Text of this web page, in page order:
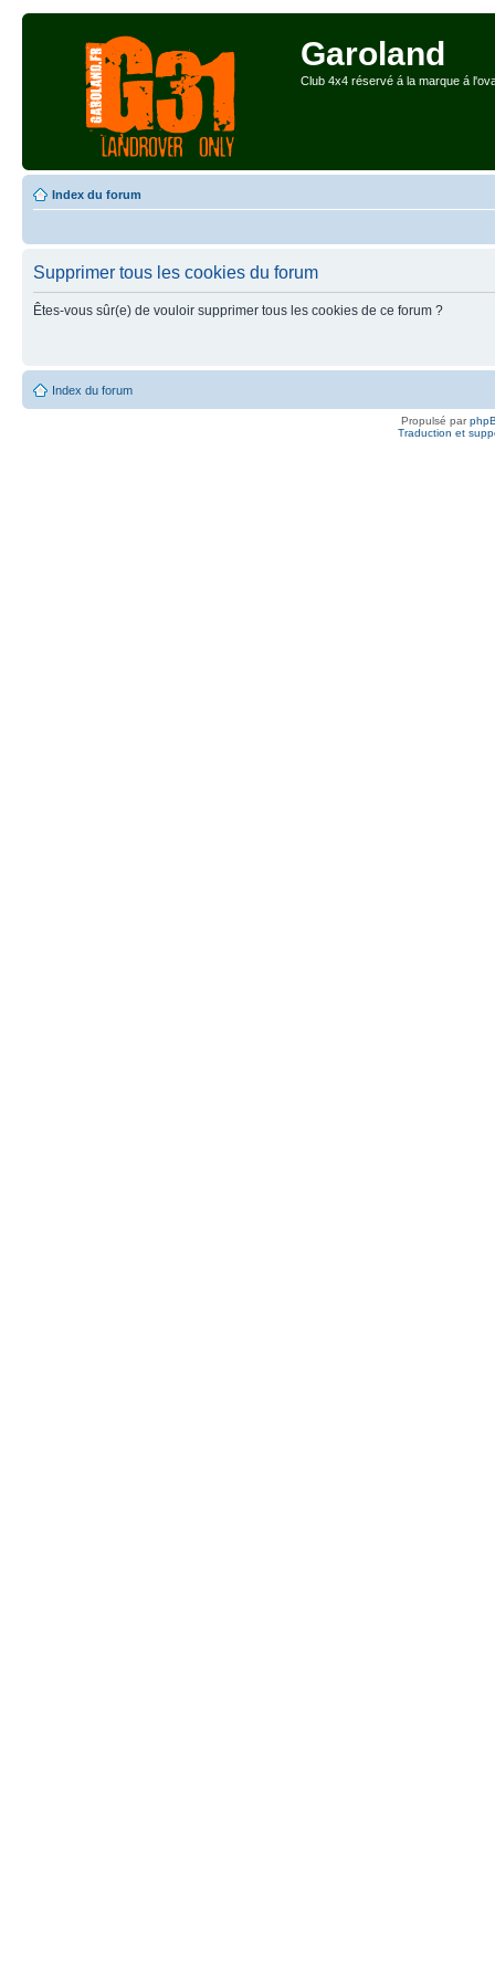
Garoland
Club 4x4 réservé á la marque á
Index du forum
Supprimer tous les cookies du forum
Êtes-vous sûr(e) de vouloir supprimer tous les cookies de ce forum ?
Index du forum
Propulsé par
Traduction et